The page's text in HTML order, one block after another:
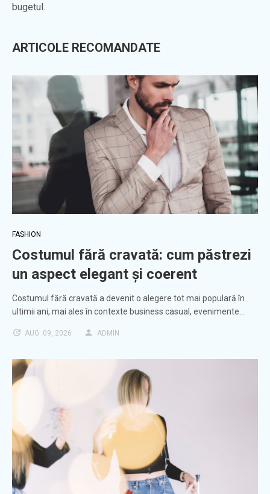
bugetul.
ARTICOLE RECOMANDATE
FASHION
Costumul fără cravată: cum păstrezi
un aspect elegant și coerent
Costumul fără cravată a devenit o alegere tot mai populară în
ultimii ani, mai ales în contexte business casual, evenimente…
AUG. 09, 2026 ADMIN